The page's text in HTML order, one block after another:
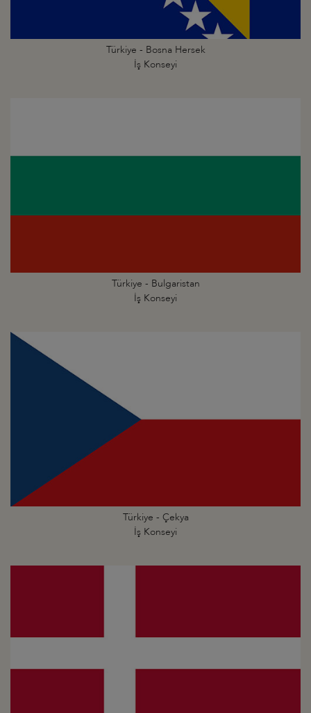
Türkiye - Bosna Hersek
İş Konseyi
Türkiye - Bulgaristan
İş Konseyi
Türkiye - Çekya
İş Konseyi